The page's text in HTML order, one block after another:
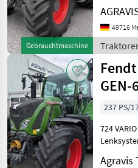
MARKTPLATZ
Marktplatz Händlerangebote
Gebrauchtmaschine
Allrad,
GEN-6
Fendt-
49716
GEN-
237 PS/
724
Lenksystem
Agravis